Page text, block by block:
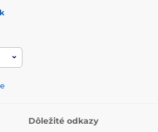
Dôležité odkazy